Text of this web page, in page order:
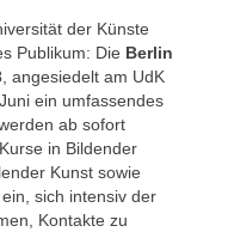
der Künste
Publikum: Die Berlin
, angesiedelt am UdK
ein umfassendes
ab sofort
in Bildender
Kunst sowie
sich intensiv der
Kontakte zu